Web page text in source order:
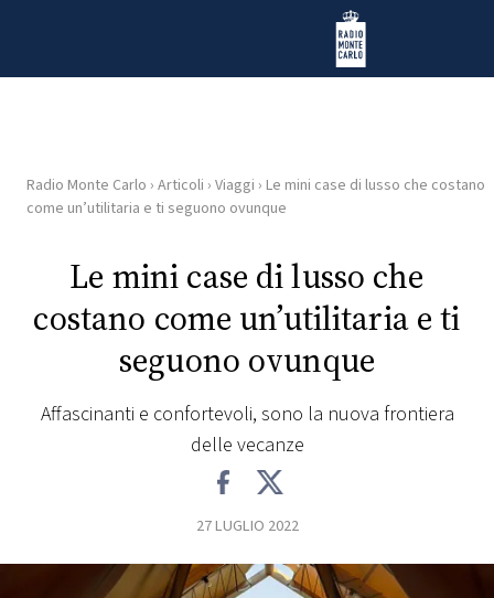
Radio Monte Carlo
HOME
RADIO
WEB
PLAYLIST
Radio Monte Carlo › Articoli › Viaggi › Le mini case di lusso che costano
come un’utilitaria e ti seguono ovunque
Le mini case di lusso che
costano come un’utilitaria e ti
seguono ovunque
Affascinanti e confortevoli, sono la nuova frontiera
delle vecanze
27 LUGLIO 2022